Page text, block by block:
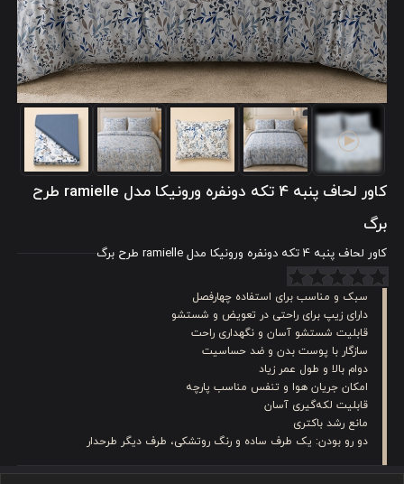
کاور لحاف پنبه 4 تکه دونفره ورونیکا مدل ramielle طرح
برگ
کاور لحاف پنبه 4 تکه دونفره ورونیکا مدل ramielle طرح برگ
سبک و مناسب برای استفاده چهارفصل
دارای زیپ برای راحتی در تعویض و شستشو
قابلیت شستشو آسان و نگهداری راحت
سازگار با پوست بدن و ضد حساسیت
دوام بالا و طول عمر زیاد
امکان جریان هوا و تنفس مناسب پارچه
قابلیت لکه‌گیری آسان
مانع رشد باکتری
دو رو بودن: یک طرف ساده و رنگ روتشکی، طرف دیگر طرحدار